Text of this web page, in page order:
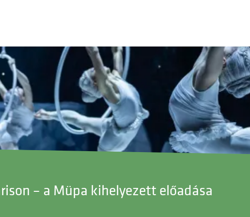
– a Müpa kihelyezett előadása